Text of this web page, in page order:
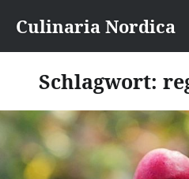
zumCulinaria Nordica
Schlagwort: